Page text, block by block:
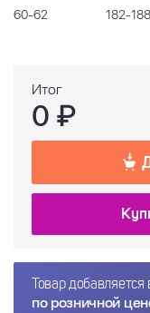
60-62
182-188
Итог
0 ₽
Товар
по розничной